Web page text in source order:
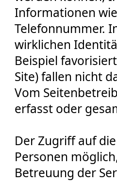
Informationen
Telefonnummer.
wirklichen
Beispiel
Site) fallen nicht
Vom
erfasst oder
Der Zugriff auf
Personen
Betreuung der